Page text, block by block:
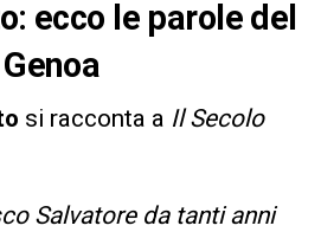
ecco le parole del
si racconta a Il Secolo
Salvatore da tanti anni